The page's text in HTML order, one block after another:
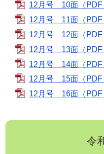
12月号 10面（PDF
12月号 11面（PDF
12月号 12面（PDF
12月号 13面（PDF
12月号 14面（PDF
12月号 15面（PDF
12月号 16面（PDF
令